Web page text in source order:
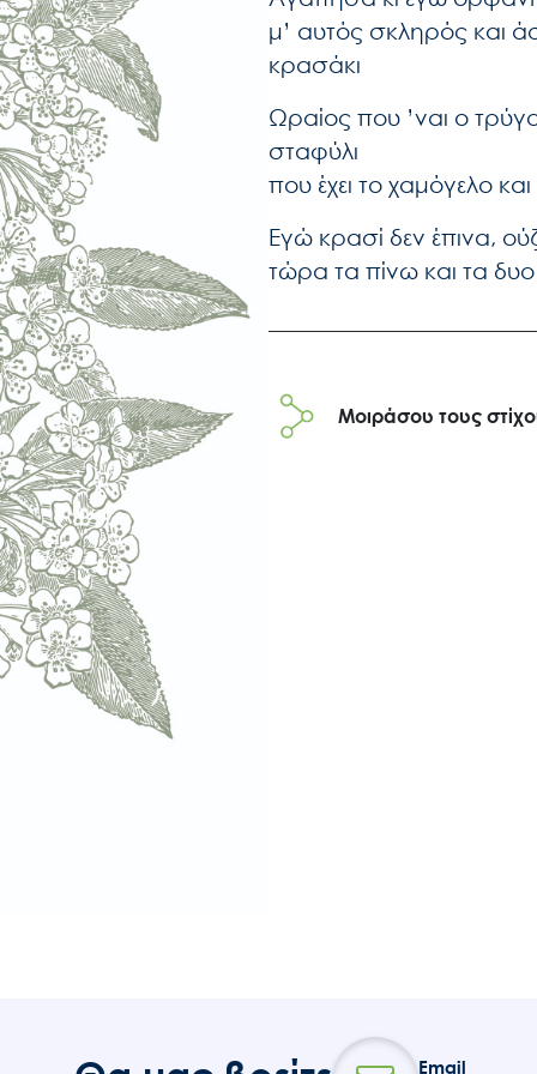
μ’ αυτός σκληρός και
κρασάκι
Ωραίος που ’ναι ο
σταφύλι
που έχει το χαμόγελο
Εγώ κρασί δεν έπινα,
τώρα τα πίνω και τα
Μοιράσου τους
Email